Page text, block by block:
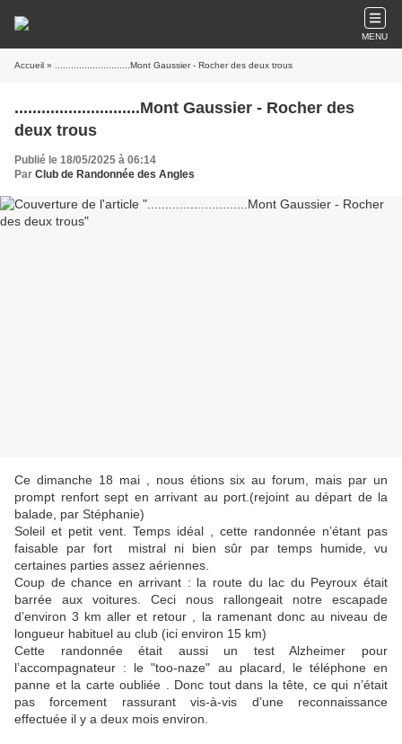
MENU
Accueil » ............................Mont Gaussier - Rocher des deux trous
............................Mont Gaussier - Rocher des
deux trous
Publié le 18/05/2025 à 06:14
Par Club de Randonnée des Angles
Ce dimanche 18 mai , nous étions six au forum, mais par un
prompt renfort sept en arrivant au port.(rejoint au départ de la
balade, par Stéphanie)
Soleil et petit vent. Temps idéal , cette randonnée n’étant pas
faisable par fort mistral ni bien sûr par temps humide, vu
certaines parties assez aériennes.
Coup de chance en arrivant : la route du lac du Peyroux était
barrée aux voitures. Ceci nous rallongeait notre escapade
d’environ 3 km aller et retour , la ramenant donc au niveau de
longueur habituel au club (ici environ 15 km)
Cette randonnée était aussi un test Alzheimer pour
l’accompagnateur : le "too-naze" au placard, le téléphone en
panne et la carte oubliée . Donc tout dans la tête, ce qui n’était
pas forcement rassurant vis-à-vis d’une reconnaissance
effectuée il y a deux mois environ.